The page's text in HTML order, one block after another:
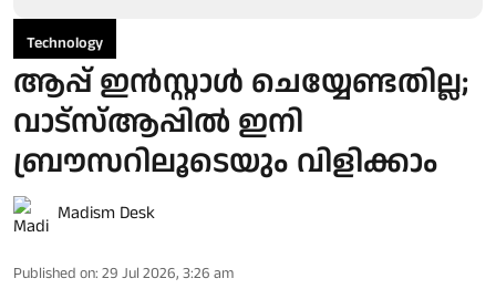
Technology
ആപ്പ് ഇൻസ്റ്റാൾ ചെയ്യേണ്ടതില്ല;
വാട്സ്ആപ്പിൽ ഇനി
ബ്രൗസറിലൂടെയും വിളിക്കാം
Madism Desk
Published on: 29 Jul 2026, 3:26 am